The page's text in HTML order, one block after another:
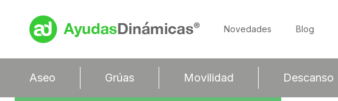
Novedades Blog
Aseo Grúas Movilidad Descanso